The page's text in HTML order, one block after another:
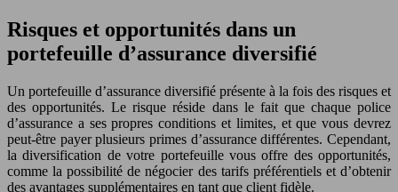
Risques et opportunités dans un
portefeuille d’assurance diversifié
Un portefeuille d’assurance diversifié présente à la fois des risques et
des opportunités. Le risque réside dans le fait que chaque police
d’assurance a ses propres conditions et limites, et que vous devrez
peut-être payer plusieurs primes d’assurance différentes. Cependant,
la diversification de votre portefeuille vous offre des opportunités,
comme la possibilité de négocier des tarifs préférentiels et d’obtenir
des avantages supplémentaires en tant que client fidèle.